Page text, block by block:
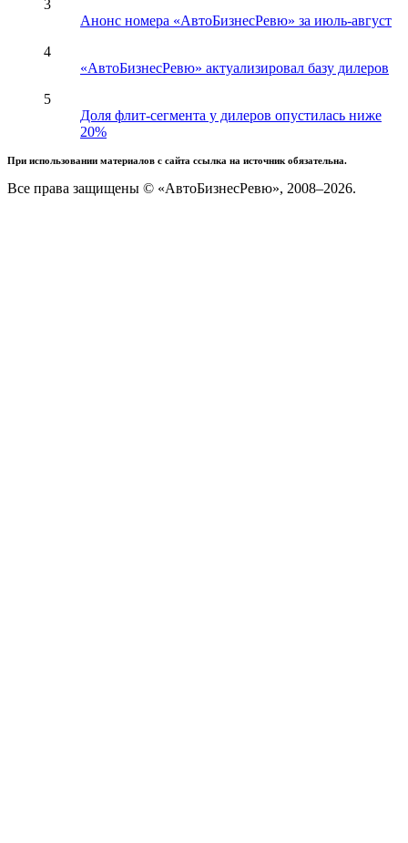
3
Анонс номера «АвтоБизнесРевю» за июль-август
4
«АвтоБизнесРевю» актуализировал базу дилеров
5
Доля флит-сегмента у дилеров опустилась ниже
20%
При использовании материалов с сайта ссылка на источник обязательна.
Все права защищены © «АвтоБизнесРевю», 2008–2026.